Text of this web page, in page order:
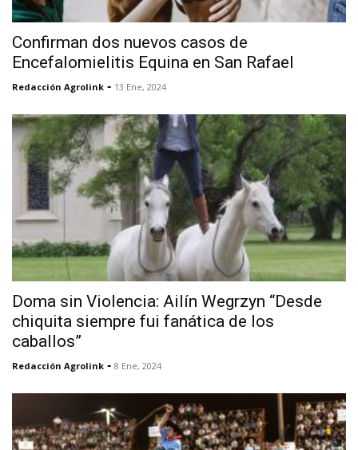
Confirman dos nuevos casos de
Encefalomielitis Equina en San Rafael
Redacción Agrolink - 13 Ene, 2024
Doma sin Violencia: Ailín Wegrzyn “Desde
chiquita siempre fui fanática de los
caballos”
Redacción Agrolink - 8 Ene, 2024